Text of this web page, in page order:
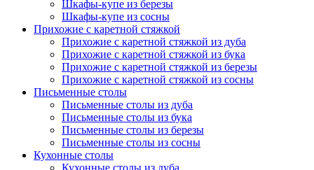
Шкафы-купе из березы
Шкафы-купе из сосны
Прихожие с каретной стяжкой
Прихожие с каретной стяжкой из дуба
Прихожие с каретной стяжкой из бука
Прихожие с каретной стяжкой из березы
Прихожие с каретной стяжкой из сосны
Письменные столы
Письменные столы из дуба
Письменные столы из бука
Письменные столы из березы
Письменные столы из сосны
Кухонные столы
Кухонные столы из дуба